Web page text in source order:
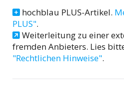
hochblau PLUS-Artikel.
PLUS".
Weiterleitung zu einer
fremden Anbieters. Lies
"Rechtlichen Hinweise".